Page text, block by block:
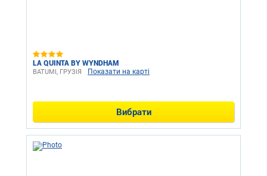
LA QUINTA BY WYNDHAM
BATUMI, ГРУЗІЯ Показати на карті
Вибрати